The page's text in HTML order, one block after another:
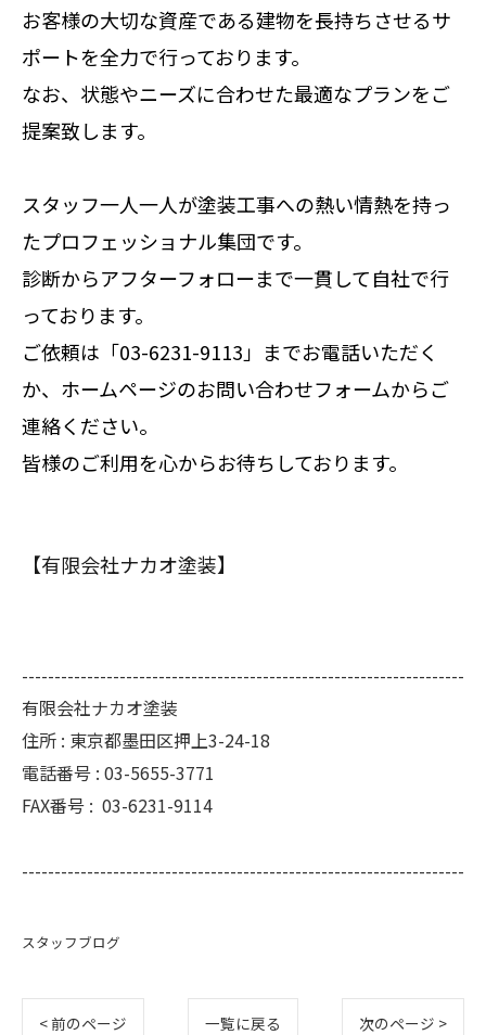
お客様の大切な資産である建物を長持ちさせるサ
ポートを全力で行っております。
なお、状態やニーズに合わせた最適なプランをご
提案致します。
スタッフ一人一人が塗装工事への熱い情熱を持っ
たプロフェッショナル集団です。
診断からアフターフォローまで一貫して自社で行
っております。
ご依頼は「03-6231-9113」までお電話いただく
か、ホームページのお問い合わせフォームからご
連絡ください。
皆様のご利用を心からお待ちしております。
【有限会社ナカオ塗装】
--------------------------------------------------------------------
有限会社ナカオ塗装
住所 : 東京都墨田区押上3-24-18
電話番号 : 03-5655-3771
FAX番号 : 03-6231-9114
--------------------------------------------------------------------
スタッフブログ
< 前のページ 一覧に戻る 次のページ >